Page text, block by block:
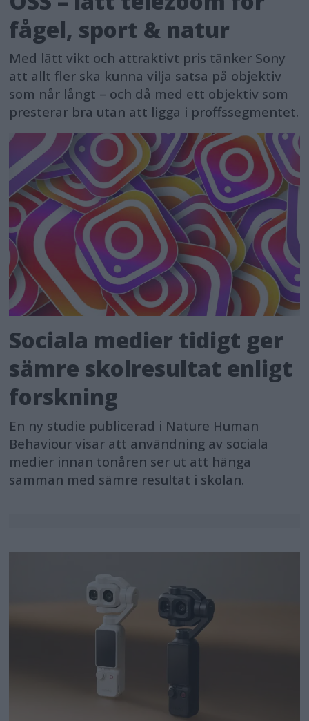
fågel, sport & natur
Med lätt vikt och attraktivt pris tänker Sony
att allt fler ska kunna vilja satsa på objektiv
som når långt – och då med ett objektiv som
presterar bra utan att ligga i proffssegmentet.
Sociala medier tidigt ger
sämre skolresultat enligt
forskning
En ny studie publicerad i Nature Human
Behaviour visar att användning av sociala
medier innan tonåren ser ut att hänga
samman med sämre resultat i skolan.